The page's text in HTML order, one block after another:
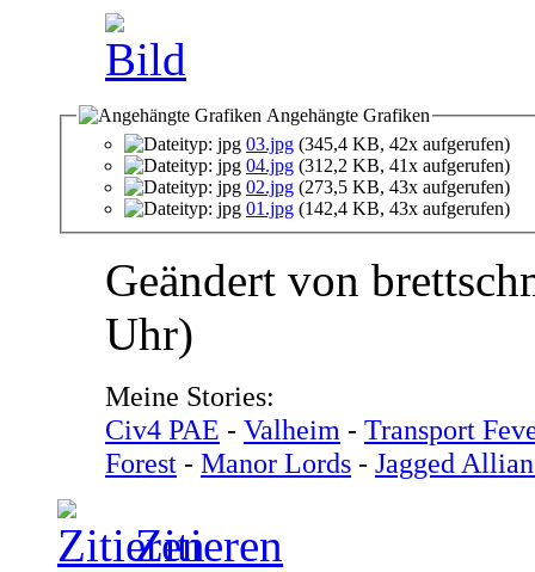
Angehängte Grafiken
03.jpg (345,4 KB, 42x aufgerufen)
04.jpg (312,2 KB, 41x aufgerufen)
02.jpg (273,5 KB, 43x aufgerufen)
01.jpg (142,4 KB, 43x aufgerufen)
Geändert von
Uhr)
Meine Stories:
Civ4 PAE - Valheim - Transport
Forest - Manor Lords - Jagged
Zitieren